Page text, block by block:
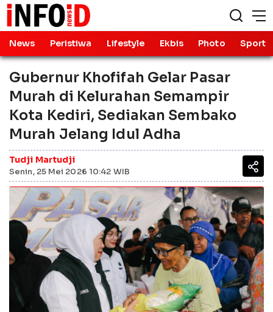
News Peristiwa Lifestyle Ekbis Photo Sport
Gubernur Khofifah Gelar Pasar
Murah di Kelurahan Semampir
Kota Kediri, Sediakan Sembako
Murah Jelang Idul Adha
Tudji Martudji
Senin, 25 Mei 2026 10:42 WIB